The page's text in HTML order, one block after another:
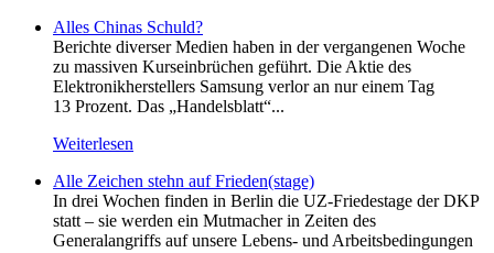
Alles Chinas Schuld?
Berichte diverser Medien haben in der vergangenen Woche
zu massiven Kurseinbrüchen geführt. Die Aktie des
Elektronikherstellers Samsung verlor an nur einem Tag
13 Prozent. Das „Handelsblatt“...
Weiterlesen
Alle Zeichen stehn auf Frieden(stage)
In drei Wochen finden in Berlin die UZ-Friedestage der DKP
statt – sie werden ein Mutmacher in Zeiten des
Generalangriffs auf unsere Lebens- und Arbeitsbedingungen